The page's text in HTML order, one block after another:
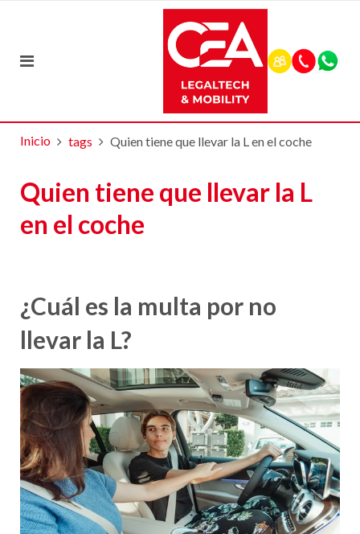
Inicio tags Quien tiene que llevar la L en el coche
Quien tiene que llevar la L
en el coche
¿Cuál es la multa por no
llevar la L?